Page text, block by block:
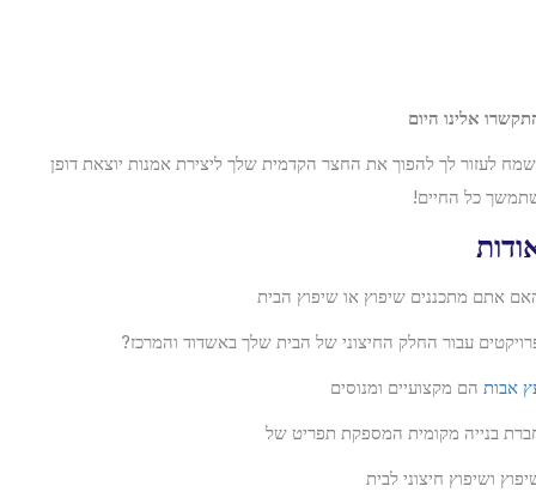
אלינו היום
לעזור לך להפוך את החצר הקדמית שלך ליצירת אמנות יוצאת דופן
כל החיים!
אתם מתכננים שיפוץ או שיפוץ הבית
עבור החלק החיצוני של הבית שלך באשדוד והמרכז?
אבותהם מקצועיים ומנוסים
בנייה מקומית המספקת תפריט של
ושיפוץ חיצוני לבית